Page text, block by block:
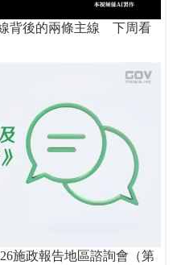
背後的兩條主線 下周看
施政報告地區諮詢會（第